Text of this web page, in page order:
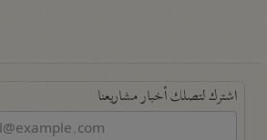
اشترك لتصلك أخبار مشاريعنا